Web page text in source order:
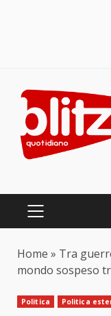
content
PRIMARY
Home » Tra
mondo sospeso
Politica Politica